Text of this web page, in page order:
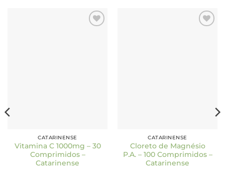
CATARINENSE
Vitamina C 1000mg – 30
Comprimidos –
Catarinense
CATARINENSE
Cloreto de Magnésio
P.A. – 100 Comprimidos –
Catarinense